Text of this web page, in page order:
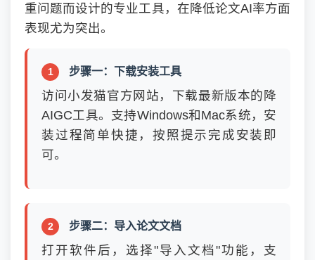
重问题而设计的专业工具，在降低论文AI率方面
表现尤为突出。
步骤一：下载安装工具
访问小发猫官方网站，下载最新版本的降
AIGC工具。支持Windows和Mac系统，安
装过程简单快捷，按照提示完成安装即
可。
步骤二：导入论文文档
打开软件后，选择"导入文档"功能，支